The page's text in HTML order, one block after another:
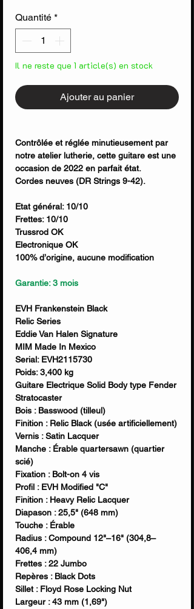
Quantité *
Il ne reste que 1 article(s) en stock
Ajouter au panier
Contrôlée et réglée minutieusement par
notre atelier lutherie, cette guitare est une
occasion de 2022 en parfait état.
Cordes neuves (DR Strings 9-42).
Etat général: 10/10
Frettes: 10/10
Trussrod OK
Electronique OK
100% d’origine, aucune modification
Garantie: 3 mois
EVH Frankenstein Black
Relic Series
Eddie Van Halen Signature
MIM Made In Mexico
Serial: EVH2115730
Poids: 3,400 kg
Guitare Electrique Solid Body type Fender
Stratocaster
Bois : Basswood (tilleul)
Finition : Relic Black (usée artificiellement)
Vernis : Satin Lacquer
Manche : Érable quartersawn (quartier
scié)
Fixation : Bolt-on 4 vis
Profil : EVH Modified "C"
Finition : Heavy Relic Lacquer
Diapason : 25,5" (648 mm)
Touche : Érable
Radius : Compound 12"–16" (304,8–
406,4 mm)
Frettes : 22 Jumbo
Repères : Black Dots
Sillet : Floyd Rose Locking Nut
Largeur : 43 mm (1,69")